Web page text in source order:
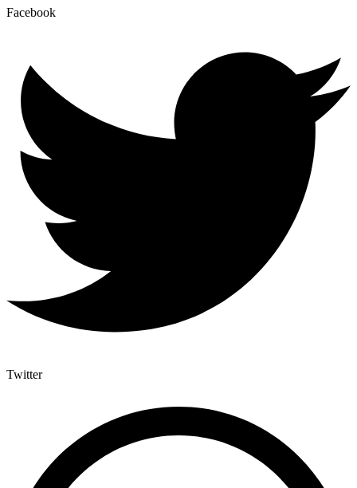
Facebook
Twitter